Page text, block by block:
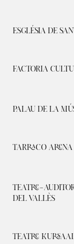
ESGLÉSIA DE
FACTORIA
PALAU DE LA
TARRACO
TEATRE-
DEL VALLÈS
TEATRE